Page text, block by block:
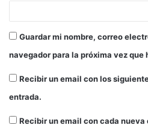
Guardar mi nombre, correo
navegador para la próxima vez que
Recibir un email con los
entrada.
Recibir un email con cada nueva